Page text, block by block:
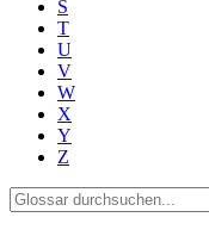
S
T
U
V
W
X
Y
Z